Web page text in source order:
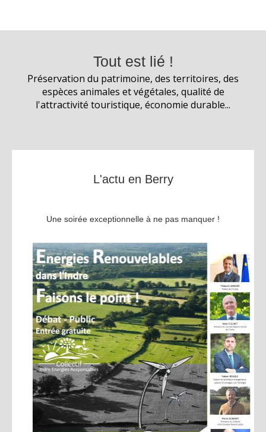
Tout est lié !
Préservation du patrimoine, des territoires, des
espèces animales et végétales, qualité de
l'attractivité touristique, économie durable...
L'actu en Berry
Une soirée exceptionnelle à ne pas manquer !